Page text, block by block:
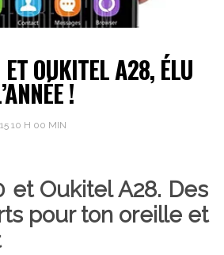
OUKITEL A28, ÉLU
!
10 H 00 MIN
et Oukitel A28. Des
pour ton oreille et